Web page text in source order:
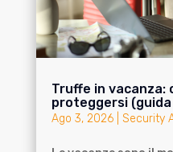
Truffe in vacanza:
proteggersi
Ago 3, 2026| Security